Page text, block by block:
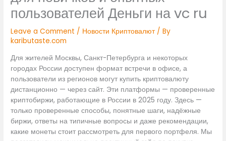
пользователей Деньги на vc ru
Leave a Comment / Новости Криптовалют/ By
kaributaste.com
Для жителей Москвы, Санкт-Петербурга и некоторых
городах России доступен формат встречи в офисе, а
пользователи из регионов могут купить криптовалюту
дистанционно — через сайт. Эти платформы — проверенные
криптобиржи, работающие в России в 2025 году. Здесь —
только проверенные способы, понятные шаги, надёжные
биржи, ответы на типичные вопросы и даже рекомендации,
какие монеты стоит рассмотреть для первого портфеля. Мы